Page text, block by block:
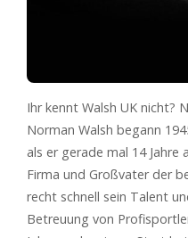
Ihr kennt Walsh UK nicht?
Norman Walsh begann
als er gerade mal 14
Firma und Großvater der
recht schnell sein Talent
Betreuung von